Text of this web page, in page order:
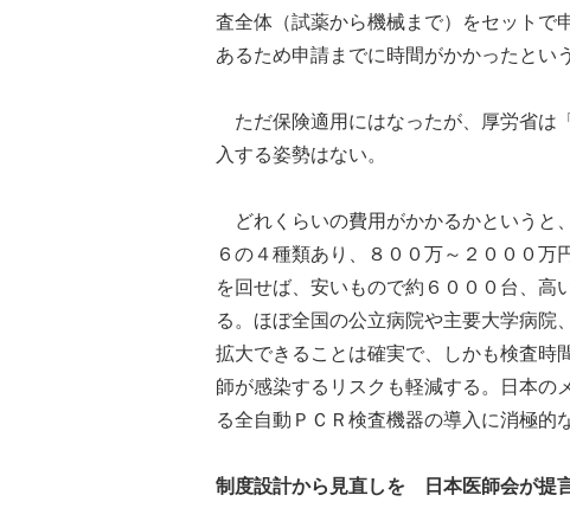
査全体（試薬から機械まで）をセットで
あるため申請までに時間がかかったとい
ただ保険適用にはなったが、厚労省は
入する姿勢はない。
どれくらいの費用がかかるかというと
６の４種類あり、８００万～２０００
を回せば、安いもので約６０００台、高
る。ほぼ全国の公立病院や主要大学病院
拡大できることは確実で、しかも検査時
師が感染するリスクも軽減する。日本の
る全自動ＰＣＲ検査機器の導入に消極的
制度設計から見直しを 日本医師会が提